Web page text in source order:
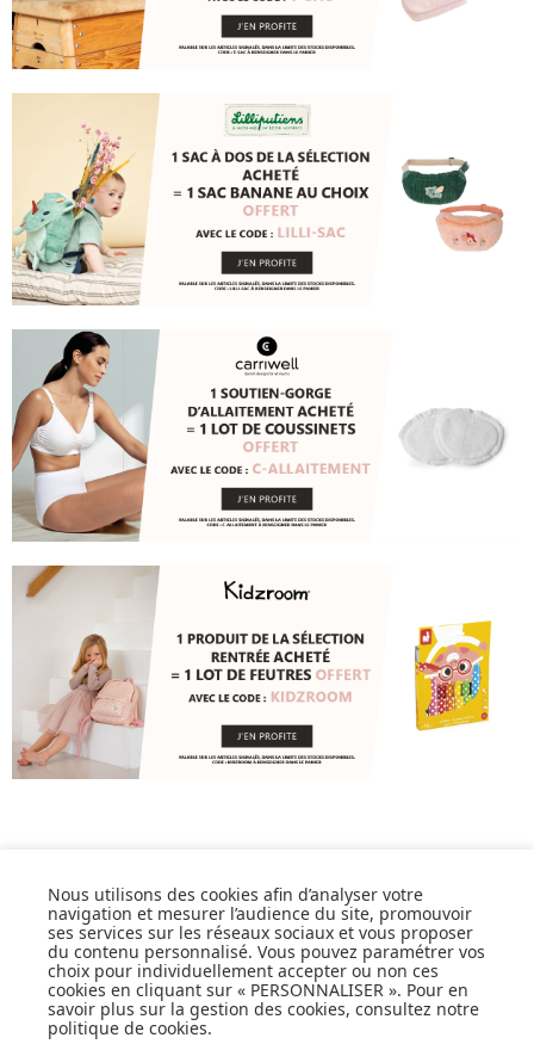
SUIVEZ NOS ACTUS,
NOUVEAUTÉS, OFFRES...
OK
Nous utilisons des cookies afin d’analyser votre
navigation et mesurer l’audience du site, promouvoir
ses services sur les réseaux sociaux et vous proposer
du contenu personnalisé. Vous pouvez paramétrer vos
choix pour individuellement accepter ou non ces
cookies en cliquant sur « PERSONNALISER ». Pour en
savoir plus sur la gestion des cookies, consultez notre
politique de cookies.